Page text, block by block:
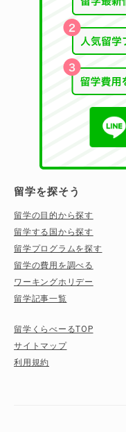
留学を探そう
留学の目的から探す
留学する国から探す
留学プログラムを探す
留学の費用を調べる
ワーキングホリデー
留学記事一覧
留学くらべーるTOP
サイトマップ
利用規約